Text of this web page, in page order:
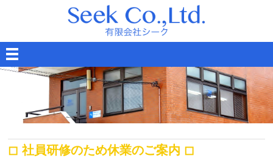
◻︎ 社員研修のため休業のご案内 ◻︎